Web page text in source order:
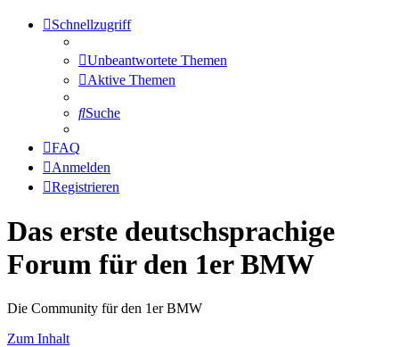
Schnellzugriff
Unbeantwortete Themen
Aktive Themen
Suche
FAQ
Anmelden
Registrieren
Das erste deutschsprachige
Forum für den 1er BMW
Die Community für den 1er BMW
Zum Inhalt